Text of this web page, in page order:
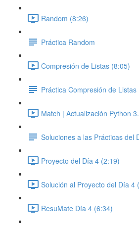
Random (8:26)
Práctica Random
Compresión de Listas (8:05)
Práctica Compresión de Listas
Match | Actualización Python
Soluciones a las Prácticas del
Proyecto del Día 4 (2:19)
Solución al Proyecto del Día 4
ResuMate Día 4 (6:34)